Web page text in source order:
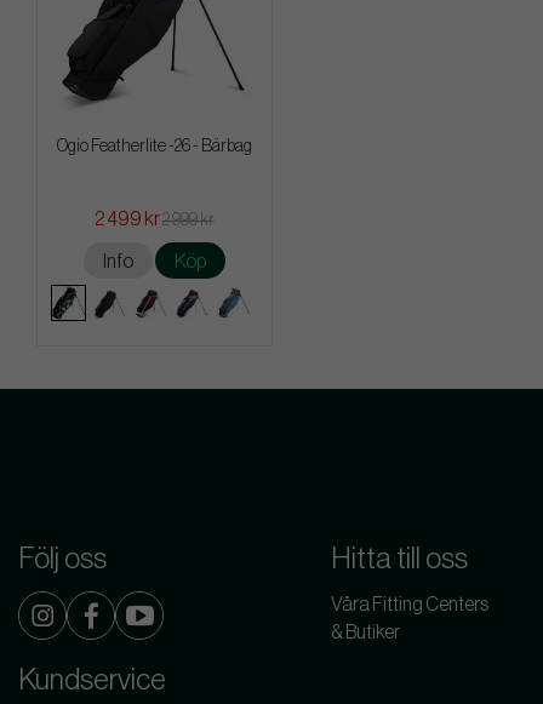
Ogio Featherlite -26 - Bärbag
2 499 kr2 999 kr
Info Köp
Följ oss Hitta till oss
Våra Fitting Centers
& Butiker
Kundservice